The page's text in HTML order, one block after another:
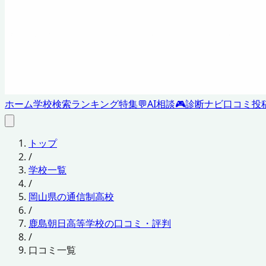
ホーム学校検索ランキング特集💬AI相談🎮診断ナビ口コミ投
トップ
/
学校一覧
/
岡山県の通信制高校
/
鹿島朝日高等学校の口コミ・評判
/
口コミ一覧